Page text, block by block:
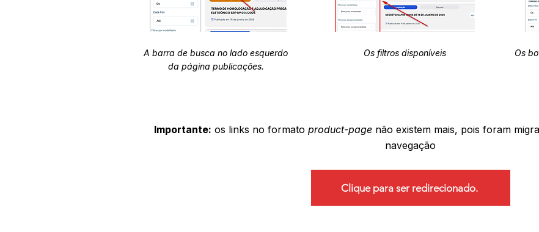
A barra de busca no lado esquerdo
da página publicações.
Os filtros disponíveis Os
Importante: os links no formato product-page não existem mais, pois foram
navegação
Clique para ser redirecionado.